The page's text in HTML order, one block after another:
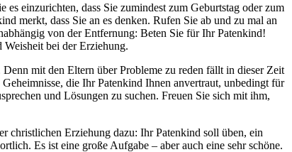
einzurichten, dass Sie zumindest zum Geburtstag oder zum
merkt, dass Sie an es denken. Rufen Sie ab und zu mal an
von der Entfernung: Beten Sie für Ihr Patenkind!
bei der Erziehung.
mit den Eltern über Probleme zu reden fällt in dieser Zeit
die Ihr Patenkind Ihnen anvertraut, unbedingt für
und Lösungen zu suchen. Freuen Sie sich mit ihm,
christlichen Erziehung dazu: Ihr Patenkind soll üben, ein
Es ist eine große Aufgabe – aber auch eine sehr schöne.